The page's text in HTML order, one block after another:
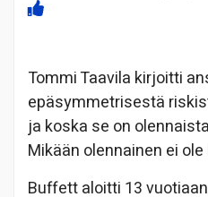
Tommi Taavila kirjoitti
epäsymmetrisestä
ja koska se on
Mikään olennainen ei
Buffett aloitti 13